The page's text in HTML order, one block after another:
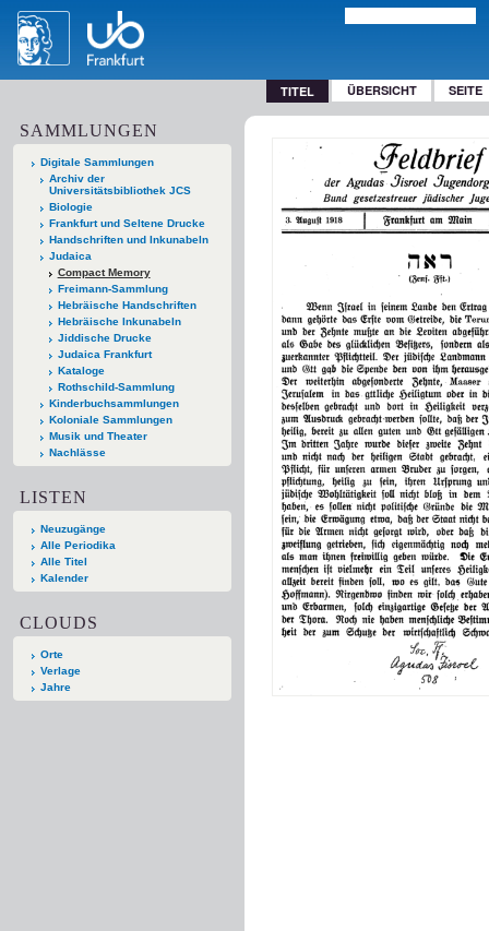
TITEL ÜBERSICHT SEITE
SAMMLUNGEN
Digitale Sammlungen
Archiv der
Universitätsbibliothek JCS
Biologie
Frankfurt und Seltene Drucke
Handschriften und Inkunabeln
Judaica
Compact Memory
Freimann-Sammlung
Hebräische Handschriften
Hebräische Inkunabeln
Jiddische Drucke
Judaica Frankfurt
Kataloge
Rothschild-Sammlung
Kinderbuchsammlungen
Koloniale Sammlungen
Musik und Theater
Nachlässe
LISTEN
Neuzugänge
Alle Periodika
Alle Titel
Kalender
CLOUDS
Orte
Verlage
Jahre